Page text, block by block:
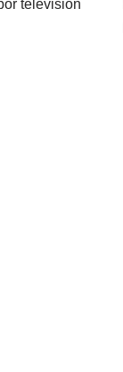
televisión